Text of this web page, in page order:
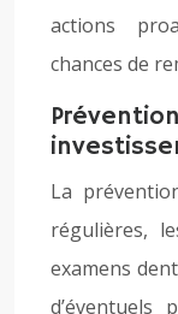
actions
chances de
La
régulières,
examens